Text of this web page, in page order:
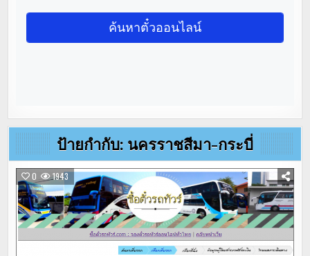
ป้ายกำกับ: นครราชสีมา-กระบี่
0 1943